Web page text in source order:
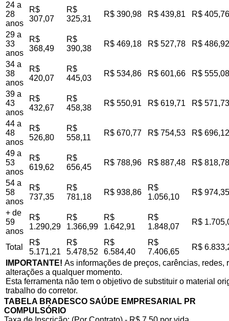
24 a
28
anos
R$
307,07
R$
325,31
R$ 390,98 R$ 439,81 R$ 405,76
29 a
33
anos
R$
368,49
R$
390,38
R$ 469,18 R$ 527,78 R$ 486,92
34 a
38
anos
R$
420,07
R$
445,03
R$ 534,86 R$ 601,66 R$ 555,08
39 a
43
anos
R$
432,67
R$
458,38
R$ 550,91 R$ 619,71 R$ 571,73
44 a
48
anos
R$
526,80
R$
558,11
R$ 670,77 R$ 754,53 R$ 696,12
49 a
53
anos
R$
619,62
R$
656,45
R$ 788,96 R$ 887,48 R$ 818,78
54 a
58
anos
R$
737,35
R$
781,18
R$ 938,86
R$
1.056,10
R$ 974,35
+ de
59
anos
R$
1.290,29
R$
1.366,99
R$
1.642,91
R$
1.848,07
R$
Total
R$
5.171,21
R$
5.478,52
R$
6.584,40
R$
7.406,65
R$
IMPORTANTE! As informações de preços, carências,
alterações a qualquer momento.
Esta ferramenta não tem o objetivo de substituir o material
trabalho do corretor.
TABELA BRADESCO SAÚDE EMPRESARIAL PR
COMPULSÓRIO